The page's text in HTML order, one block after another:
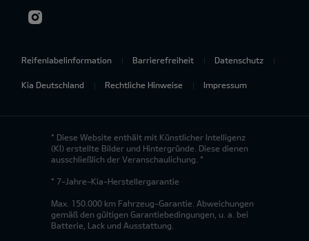
Reifenlabelinformation Barrierefreiheit Datenschutz
Kia Deutschland Rechtliche Hinweise Impressum
* Diese Website enthält mit Künstlicher Intelligenz
(KI) erstellte Bilder und Hintergründe. Diese dienen
ausschließlich der Veranschaulichung. *
* 7-Jahre-Kia-Herstellergarantie
Max. 150.000 km Fahrzeug-Garantie. Abweichungen
gemäß den gültigen Garantiebedingungen, u. a. bei
Batterie, Lack und Ausstattung.